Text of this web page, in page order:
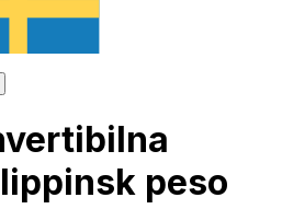
peso